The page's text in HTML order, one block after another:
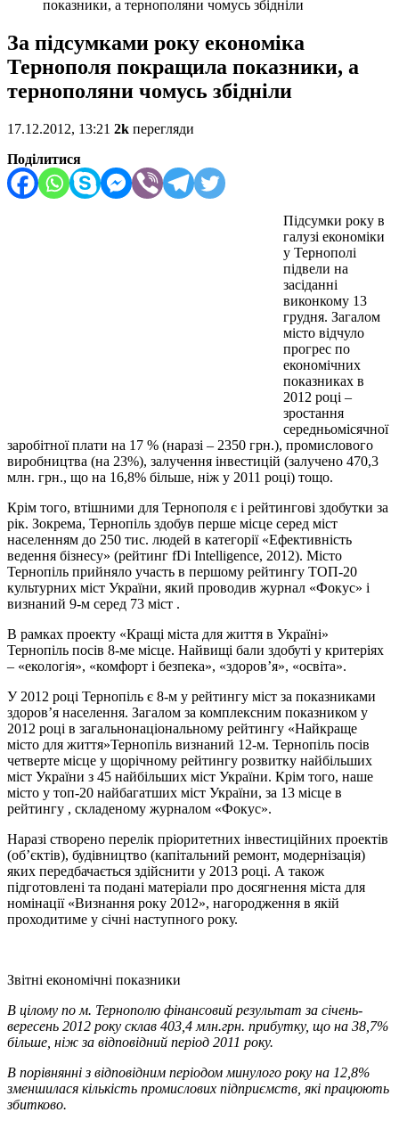
показники, а тернополяни чомусь збідніли
За підсумками року економіка
Тернополя покращила показники, а
тернополяни чомусь збідніли
17.12.2012, 13:21 2k перегляди
Поділитися
Підсумки року в
галузі економіки
у Тернополі
підвели на
засіданні
виконкому 13
грудня. Загалом
місто відчуло
прогрес по
економічних
показниках в
2012 році –
зростання
середньомісячної
заробітної плати на 17 % (наразі – 2350 грн.), промислового
виробництва (на 23%), залучення інвестицій (залучено 470,3
млн. грн., що на 16,8% більше, ніж у 2011 році) тощо.
Крім того, втішними для Тернополя є і рейтингові здобутки за
рік. Зокрема, Тернопіль здобув перше місце серед міст
населенням до 250 тис. людей в категорії «Ефективність
ведення бізнесу» (рейтинг fDi Intelligence, 2012). Місто
Тернопіль прийняло участь в першому рейтингу ТОП-20
культурних міст України, який проводив журнал «Фокус» і
визнаний 9-м серед 73 міст .
В рамках проекту «Кращі міста для життя в Україні»
Тернопіль посів 8-ме місце. Найвищі бали здобуті у критеріях
– «екологія», «комфорт і безпека», «здоров’я», «освіта».
У 2012 році Тернопіль є 8-м у рейтингу міст за показниками
здоров’я населення. Загалом за комплексним показником у
2012 році в загальнонаціональному рейтингу «Найкраще
місто для життя»Тернопіль визнаний 12-м. Тернопіль посів
четверте місце у щорічному рейтингу розвитку найбільших
міст України з 45 найбільших міст України. Крім того, наше
місто у топ-20 найбагатших міст України, за 13 місце в
рейтингу , складеному журналом «Фокус».
Наразі створено перелік пріоритетних інвестиційних проектів
(об’єктів), будівництво (капітальний ремонт, модернізація)
яких передбачається здійснити у 2013 році. А також
підготовлені та подані матеріали про досягнення міста для
номінації «Визнання року 2012», нагородження в якій
проходитиме у січні наступного року.
Звітні економічні показники
В цілому по м. Тернополю фінансовий результат за січень-
вересень 2012 року склав 403,4 млн.грн. прибутку, що на 38,7%
більше, ніж за відповідний період 2011 року.
В порівнянні з відповідним періодом минулого року на 12,8%
зменшилася кількість промислових підприємств, які працюють
збитково.